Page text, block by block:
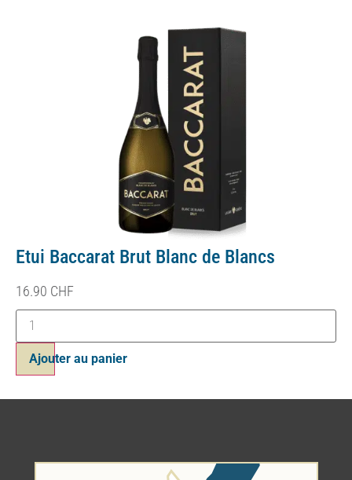
Etui Baccarat Brut Blanc de Blancs
16.90 CHF
Ajouter au panier